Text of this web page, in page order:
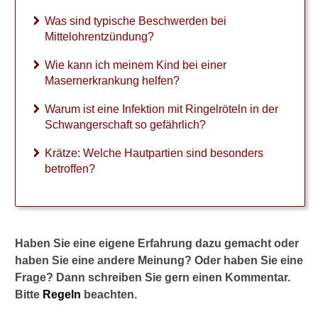
Was sind typische Beschwerden bei
Mittelohrentzündung?
Wie kann ich meinem Kind bei einer
Masernerkrankung helfen?
Warum ist eine Infektion mit Ringelröteln in der
Schwangerschaft so gefährlich?
Krätze: Welche Hautpartien sind besonders
betroffen?
Haben Sie eine eigene Erfahrung dazu gemacht oder
haben Sie eine andere Meinung? Oder haben Sie eine
Frage? Dann schreiben Sie gern einen Kommentar.
Bitte Regeln beachten.
r
s
e
t
o
f
e
n
►
Symptome